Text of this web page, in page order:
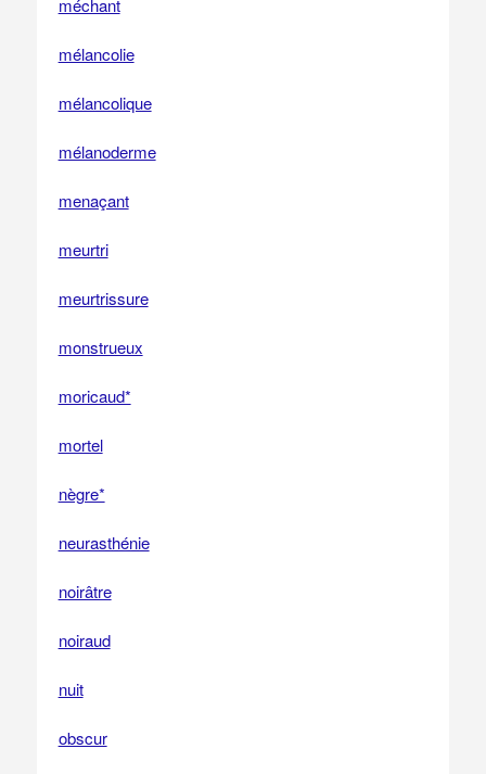
méchant
mélancolie
mélancolique
mélanoderme
menaçant
meurtri
meurtrissure
monstrueux
moricaud*
mortel
nègre*
neurasthénie
noirâtre
noiraud
nuit
obscur